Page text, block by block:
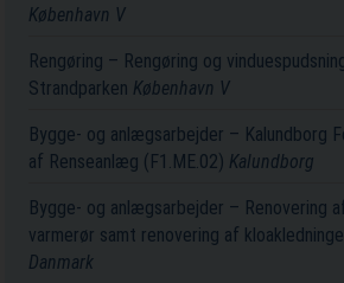
København V
Rengøring – Rengøring og
Strandparken København V
Bygge- og anlægsarbejder – Kalundborg
af Renseanlæg (F1.ME.02) Kalundborg
Bygge- og anlægsarbejder – Renovering
varmerør samt renovering af
Danmark